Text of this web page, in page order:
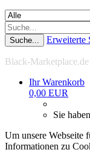
Suche... Erweiterte
Black-
Ihr Warenkorb
0,00 EUR
Sie
Um unsere Webseite
Informationen zu